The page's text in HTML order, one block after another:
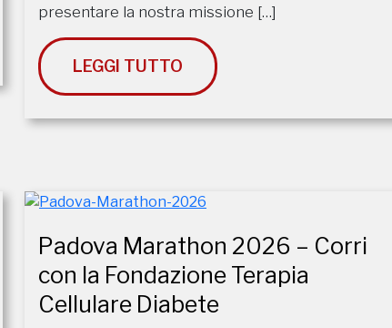
presentare la nostra missione […]
LEGGI TUTTO
Padova Marathon 2026 – Corri
con la Fondazione Terapia
Cellulare Diabete